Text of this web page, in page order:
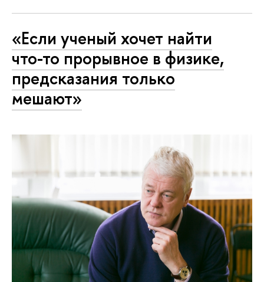
«Если ученый хочет найти
что-то прорывное в физике,
предсказания только
мешают»